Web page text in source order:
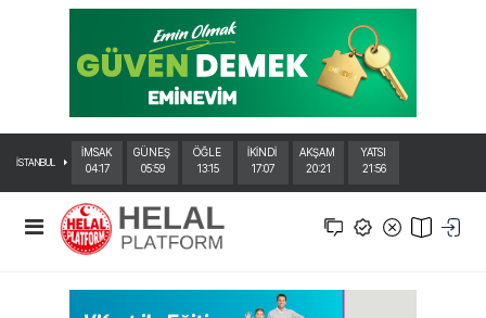
İSTANBUL
İMSAK
04:17
GÜNEŞ
05:59
ÖĞLE
13:15
İKİNDİ
17:07
AKŞAM
20:21
YATSI
21:56